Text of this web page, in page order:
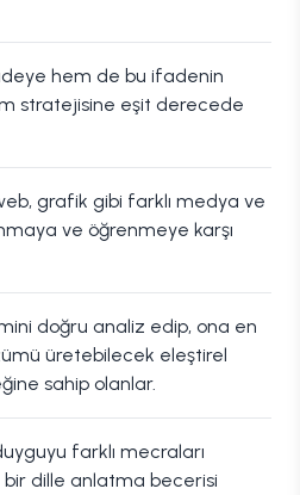
hem de bu ifadenin
stratejisine eşit derecede
grafik gibi farklı medya ve
ve öğrenmeye karşı
doğru analiz edip, ona en
üretebilecek eleştirel
sahip olanlar.
farklı mecraları
dille anlatma becerisi